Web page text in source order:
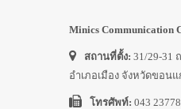
Minics Communication
สถานที่ตั้ง: 31/29-31
อำเภอเมือง จังหวัดขอนแ
โทรศัพท์: 043